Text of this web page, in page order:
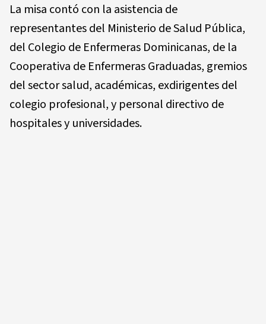
La misa contó con la asistencia de
representantes del Ministerio de Salud Pública,
del Colegio de Enfermeras Dominicanas, de la
Cooperativa de Enfermeras Graduadas, gremios
del sector salud, académicas, exdirigentes del
colegio profesional, y personal directivo de
hospitales y universidades.